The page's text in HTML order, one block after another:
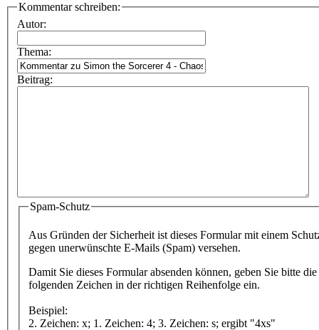
Kommentar schreiben:
Autor:
Thema:
Beitrag:
Spam-Schutz
Aus Gründen der Sicherheit ist dieses Formular mit einem
gegen unerwünschte E-Mails (Spam) versehen.
Damit Sie dieses Formular absenden können, geben Sie bitte die
folgenden Zeichen in der richtigen Reihenfolge ein.
Beispiel:
2. Zeichen: x; 1. Zeichen: 4; 3. Zeichen: s; ergibt "4xs"